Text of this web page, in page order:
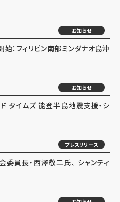
お知らせ
：フィリピン南部ミンダナオ島沖
お知らせ
タイムズ 能登半島地震支援・シ
プレスリリース
員長・西澤敬二氏、 シャンティ